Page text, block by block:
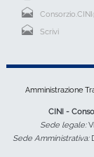
Scrivi
Amministrazione
CINI -
Sede legale:
Sede Amministrativa: